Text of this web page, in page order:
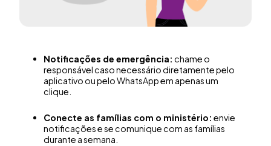
Notificações de emergência: chame o
responsável caso necessário diretamente pelo
aplicativo ou pelo WhatsApp em apenas um
clique.
Conecte as famílias com o ministério: envie
notificações e se comunique com as famílias
durante a semana.